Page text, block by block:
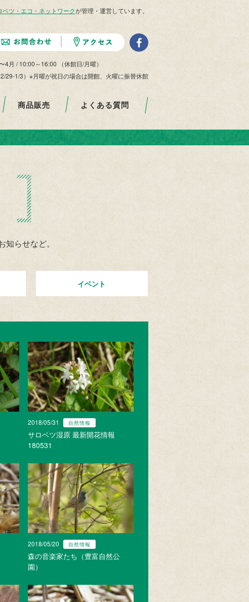
ツ・エコ・ネットワークが管理・運営しています。
月 / 10:00～16:00 （休館日/月曜）
29-1/3）※月曜が祝日の場合は開館、火曜に振替休館
商品販売 よくある質問
らせなど。
イベント
2018/05/31 自然情報
サロベツ湿原 最新開花情報
180531
2018/05/20 自然情報
森の音楽家たち（豊富自然公
園）